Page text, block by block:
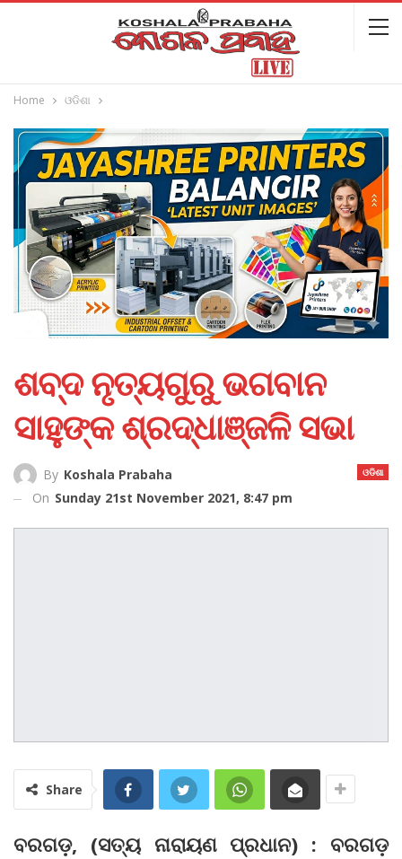
Home ଓଡିଶା
ଶବ୍ଦ ନୃତ୍ୟଗୁରୁ ଭଗବାନ
ସାହୁଙ୍କ ଶ୍ରଦ୍ଧାଞ୍ଜଳି ସଭା
ଓଡିଶା
By Koshala Prabaha
On Sunday 21st November 2021, 8:47 pm
Share
ବରଗଡ଼, (ସତ୍ୟ ନାରାୟଣ ପ୍ରଧାନ) : ବରଗଡ଼